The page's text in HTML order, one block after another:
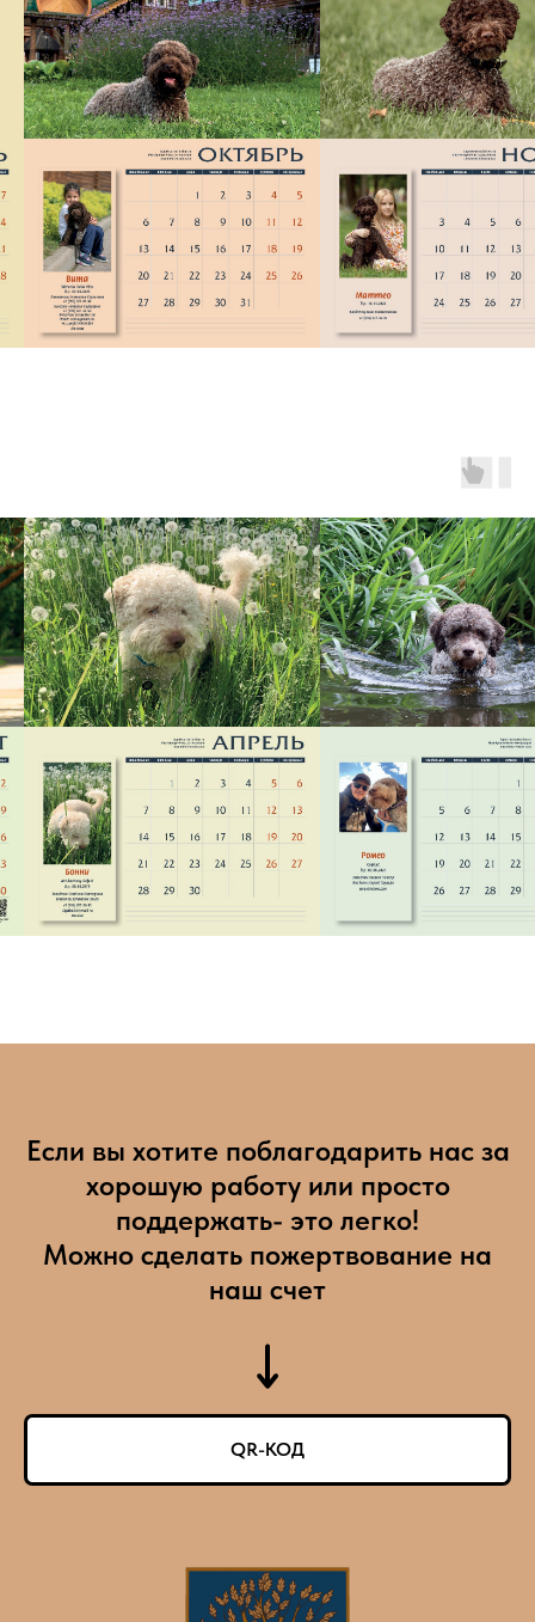
Если вы хотите поблагодарить нас за
хорошую работу или просто
поддержать- это легко!
Можно сделать пожертвование на
наш счет
QR-КОД